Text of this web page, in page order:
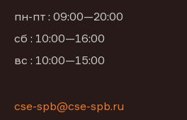
пн-пт : 09:00—20:00
сб : 10:00—16:00
вс : 10:00—15:00
cse-spb@cse-spb.ru